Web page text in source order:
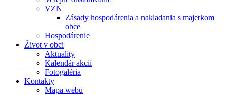
VZN
Zásady hospodárenia a nakladania s majetkom
obce
Hospodárenie
Život v obci
Aktuality
Kalendár akcií
Fotogaléria
Kontakty
Mapa webu